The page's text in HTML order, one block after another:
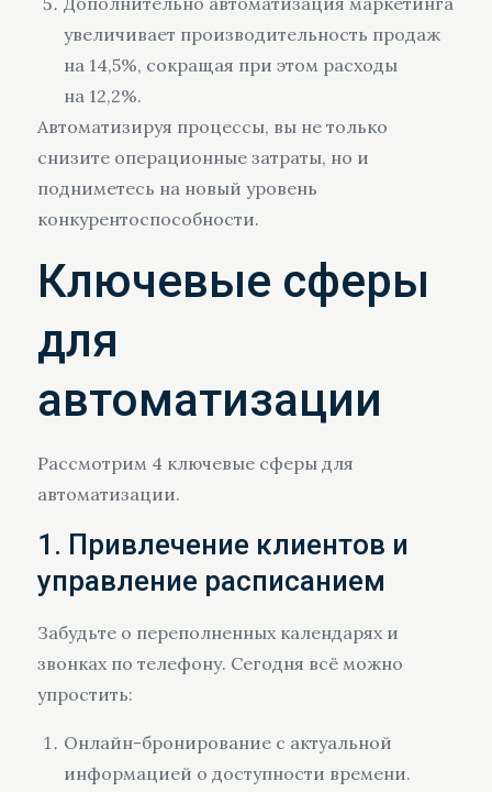
увеличивает производительность продаж
на 14,5%, сокращая при этом расходы
на 12,2%.
Автоматизируя процессы, вы не только
снизите операционные затраты, но и
подниметесь на новый уровень
конкурентоспособности.
Ключевые сферы
для
автоматизации
Рассмотрим 4 ключевые сферы для
автоматизации.
1. Привлечение клиентов и
управление расписанием
Забудьте о переполненных календарях и
звонках по телефону. Сегодня всё можно
упростить:
Онлайн-бронирование с актуальной
информацией о доступности времени.